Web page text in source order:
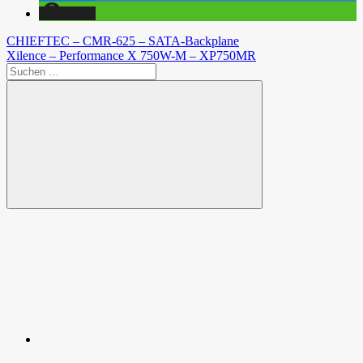
Beitragsnavigation
Vorheriger
Beitrag:
CHIEFTEC – CMR-625 – SATA-Backplane
Nächster
Beitrag:
Xilence – Performance X 750W-M – XP750MR
Suchen
nach:
Suchen